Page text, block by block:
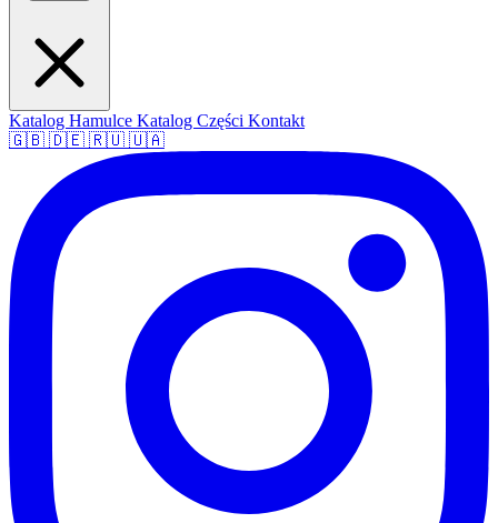
Katalog Hamulce Katalog Części Kontakt
🇬🇧 🇩🇪 🇷🇺 🇺🇦